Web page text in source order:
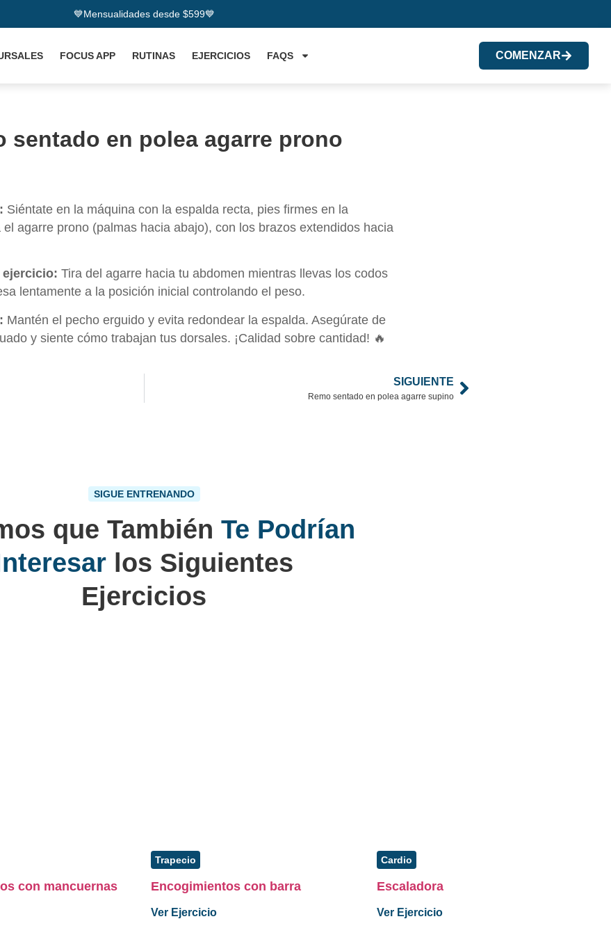
💙Mensualidades desde $599💙
FOCUS APP RUTINAS EJERCICIOS FAQS COMENZAR
sentado en polea agarre prono
Siéntate en la máquina con la espalda recta, pies firmes en la
el agarre prono (palmas hacia abajo), con los brazos extendidos hacia
ejercicio: Tira del agarre hacia tu abdomen mientras llevas los codos
lentamente a la posición inicial controlando el peso.
Mantén el pecho erguido y evita redondear la espalda. Asegúrate de
y siente cómo trabajan tus dorsales. ¡Calidad sobre cantidad! 🔥
SIGUIENTE
Remo sentado en polea agarre supino
SIGUE ENTRENANDO
que También Te Podrían
los Siguientes
Ejercicios
con mancuernas
Trapecio
Encogimientos con barra
Ver Ejercicio
Cardio
Escaladora
Ver Ejercicio